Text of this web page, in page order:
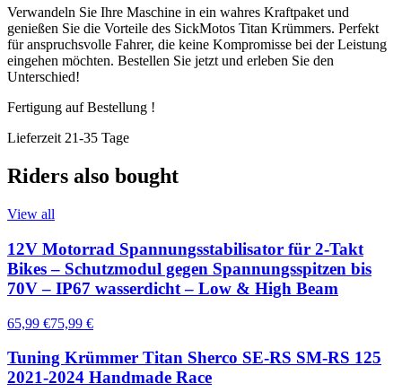
Verwandeln Sie Ihre Maschine in ein wahres Kraftpaket und
genießen Sie die Vorteile des SickMotos Titan Krümmers. Perfekt
für anspruchsvolle Fahrer, die keine Kompromisse bei der Leistung
eingehen möchten. Bestellen Sie jetzt und erleben Sie den
Unterschied!
Fertigung auf Bestellung !
Lieferzeit 21-35 Tage
Riders also bought
View all
12V Motorrad Spannungsstabilisator für 2-Takt
Bikes – Schutzmodul gegen Spannungsspitzen bis
70V – IP67 wasserdicht – Low & High Beam
65,99 €75,99 €
Tuning Krümmer Titan Sherco SE-RS SM-RS 125
2021-2024 Handmade Race